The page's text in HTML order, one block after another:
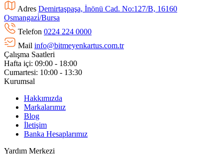
Adres Demirtaşpaşa, İnönü Cad. No:127/B, 16160
Osmangazi̇/Bursa
Telefon 0224 224 0000
Mail info@bitmeyenkartus.com.tr
Çalışma Saatleri
Hafta içi: 09:00 - 18:00
Cumartesi: 10:00 - 13:30
Kurumsal
Hakkımızda
Markalarımız
Blog
İletişim
Banka Hesaplarımız
Yardım Merkezi